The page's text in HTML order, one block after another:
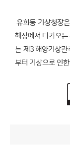
유희동 기상청장
해상에서 다가오
는 제3 해양기상관
부터 기상으로 인